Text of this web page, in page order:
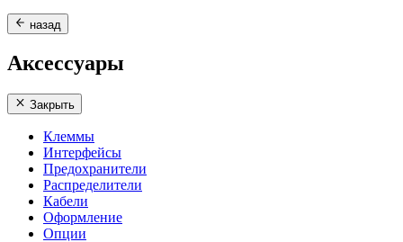
назад
Аксессуары
Закрыть
Клеммы
Интерфейсы
Предохранители
Распределители
Кабели
Оформление
Опции